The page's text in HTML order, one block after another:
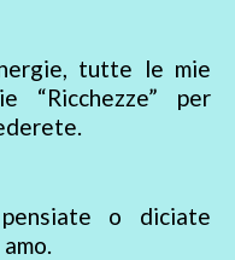
tutte le mie
“Ricchezze” per
o diciate